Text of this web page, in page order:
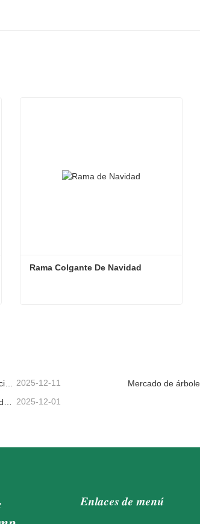
Rama Colgante De Navidad
2025-12-11
Tendencias mundiales en decoración navideña y por qué Christmas Queen sigue liderando el mercado 2025-12-01
Enlaces de menú